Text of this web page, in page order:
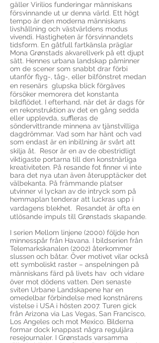
gäller Virilios funderingar människans
försvinnande ut ur denna värld. Ett högt
tempo är den moderna människans
livshållning och västvärldens modus
vivendi. Hastigheten är försvinnandets
tidsform. En gåtfull fartkänsla präglar
Mona Grønstads akvarellverk på ett djupt
sätt. Hennes urbana landskap påminner
om de scener som snabbt drar förbi
utanför flyg-, tåg-, eller bilfönstret medan
en resenärs glupska blick förgäves
försöker memorera det konstanta
bildflödet. I efterhand, när det är dags för
en rekonstruktion av det en gång sedda
eller upplevda, suffleras de
söndervittrande minnena av tjänstvilliga
dagdrömmar. Vad som har hänt och vad
som endast är en inbillning är svårt att
skilja åt. Resor är en av de obestridligt
viktigaste portarna till den konstnärliga
kreativiteten. På resande fot finner vi inte
bara det nya utan även återupptäcker det
välbekanta. På främmande platser
utvinner vi lyckan av de intryck som på
hemmaplan tenderar att luckras upp i
vardagens blekhet. Resandet är ofta en
utlösande impuls till Grønstads skapande.
I serien Mellom linjene (2000) följde hon
minnesspår från Havana. I bildserien från
Telemarkskanalen (2002) återkommer
slussen och båtar. Över motivet vilar också
ett symboliskt raster – anspelningen på
människans färd på livets hav och vidare
över mot dödens vatten. Den senaste
sviten Urbane Landskapene har en
omedelbar förbindelse med konstnärens
vistelse i USA i hösten 2007. Turen gick
från Arizona via Las Vegas, San Francisco,
Los Angeles och mot Mexico. Bilderna
formar dock knappast några reguljära
resejournaler. I Grønstads varsamma